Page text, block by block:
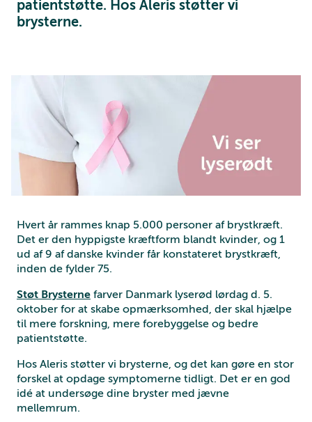
patientstøtte. Hos Aleris støtter vi
brysterne.
Hvert år rammes knap 5.000 personer af brystkræft.
Det er den hyppigste kræftform blandt kvinder, og 1
ud af 9 af danske kvinder får konstateret brystkræft,
inden de fylder 75.
Støt Brysterne farver Danmark lyserød lørdag d. 5.
oktober for at skabe opmærksomhed, der skal hjælpe
til mere forskning, mere forebyggelse og bedre
patientstøtte.
Hos Aleris støtter vi brysterne, og det kan gøre en stor
forskel at opdage symptomerne tidligt. Det er en god
idé at undersøge dine bryster med jævne
mellemrum.